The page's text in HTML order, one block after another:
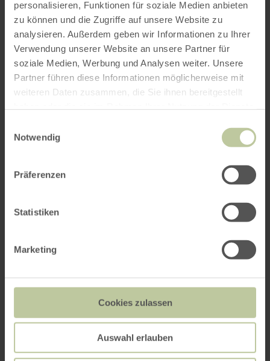
personalisieren, Funktionen für soziale Medien anbieten
zu können und die Zugriffe auf unsere Website zu
analysieren. Außerdem geben wir Informationen zu Ihrer
Verwendung unserer Website an unsere Partner für
soziale Medien, Werbung und Analysen weiter. Unsere
Partner führen diese Informationen möglicherweise mit
weiteren Daten zusammen, die Sie ihnen bereitgestellt
Notwendig
Präferenzen
Statistiken
Marketing
Cookies zulassen
Auswahl erlauben
10. September, 15:00 Uhr:Fachvortrag mit
anschließendem multiprofessionellen
Austausch zum Thema Stigma
(Referenten: Nicolas Schmidschneider,
Psychologe und Psychiatriekoordinator; Dr.
med. Rainer Hoffmann, Facharzt für Psychiatrie
und Psychotherapie; Birgit Kronibus,
Dienstes)
Alle Veranstaltungen sind kostenlos und finden
in den Räumlichkeiten des Konvikts in Prüm
Kunstausstellung "Ungefiltert"
Uhrzeit: Ausstellung montags bis freitags von
07:30 bis 18:00 Uhr
Kosten: kostenlos
Ort: Konvikt, Prüm
Info-Tel.: 06561-154640
Mail: spdi@bitburg-pruem.de